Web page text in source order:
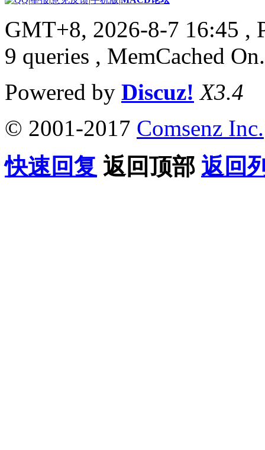
GMT+8, 2026-8-7 16:45 ,
9 queries , MemCached On.
Powered by Discuz! X3.4
© 2001-2017 Comsenz Inc.
快速回复 返回顶部 返回